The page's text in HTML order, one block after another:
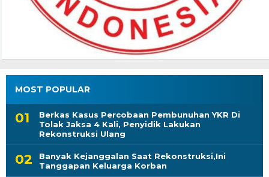
MOST POPULAR
Berkas Kasus Percobaan Pembunuhan YKR Di
Tolak Jaksa 4 Kali, Penyidik Lakukan
Rekonstruksi Ulang
Banyak Kejanggalan Saat Rekonstruksi,Ini
Tanggapan Keluarga Korban